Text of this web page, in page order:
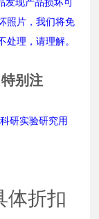
照片，我们将免
理，请理解。
特别注
研究用
体折扣